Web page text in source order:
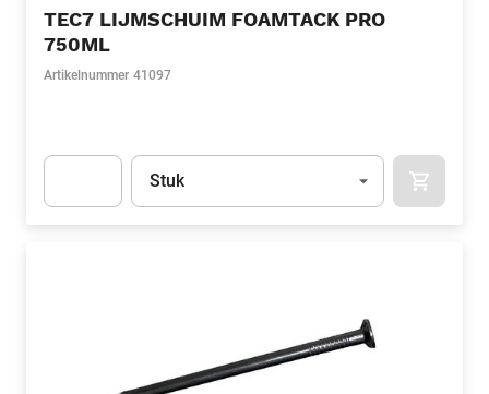
TEC7 LIJMSCHUIM FOAMTACK PRO
750ML
Artikelnummer 41097
Eenheid
Stuk